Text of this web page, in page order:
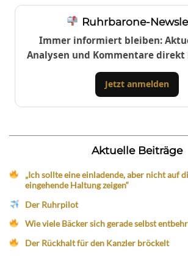
Ruhrbarone-
Immer informiert bleiben:
Analysen und Kommentare direkt
Jetzt anmelden
Aktuelle Beiträge
„Ich sollte eine einladende, aber nicht auf
eingehende Haltung zeigen“
Der Ruhrpilot
Wie viele Bäcker sich gerade selbst
Der Rückhalt für den Kanzler bröckelt